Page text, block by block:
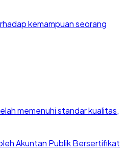
kemampuan seorang
memenuhi standar kualitas,
Akuntan Publik Bersertifikat